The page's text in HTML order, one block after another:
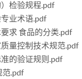
检验规程.pdf
业术语.pdf
求 食品的分类.pdf
量控制技术规范.pdf
的验证规则.pdf
范.pdf